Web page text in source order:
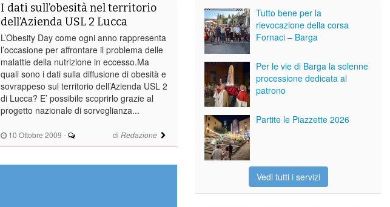
10 Ottobre 2009 - di Redazione
I dati sull’obesità nel territorio
dell’Azienda USL 2 Lucca
L’Obesity Day come ogni anno rappresenta
l’occasione per affrontare il problema delle
malattie della nutrizione in eccesso.Ma
quali sono i dati sulla diffusione di obesità e
sovrappeso sul territorio dell’Azienda USL 2
di Lucca? E’ possibile scoprirlo grazie al
progetto nazionale di sorveglianza...
Tutto bene per la
rievocazione della corsa
Fornaci – Barga
Per le vie di Barga la solenne
processione dedicata al
patrono
Partite le Piazzette 2026
Vedi tutti i servizi